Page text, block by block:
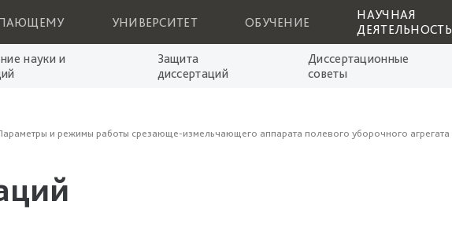
УНИВЕРСИТЕТ ОБУЧЕНИЕ
НАУЧНАЯ
ДЕЯТЕЛЬНОСТЬ
науки и
Защита
диссертаций
Диссертационные
советы
и режимы работы срезающе-измельчающего аппарата полевого уборочного агрегата